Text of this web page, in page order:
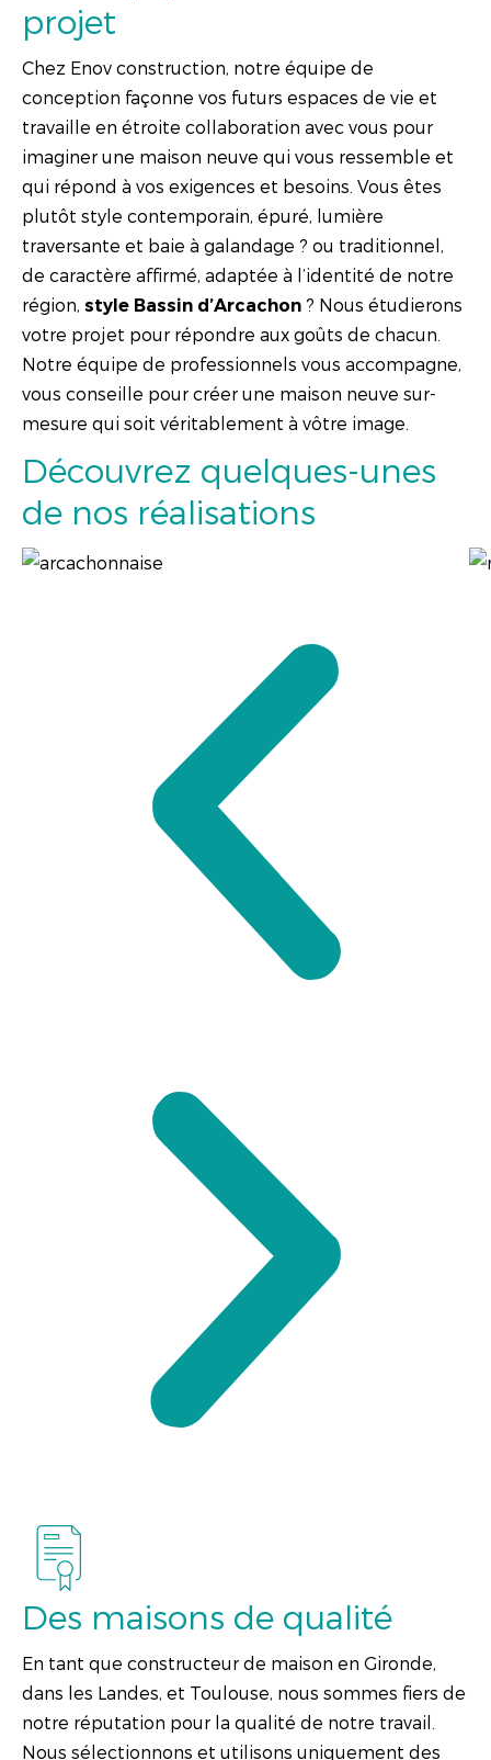
projet
Chez Enov construction, notre équipe de
conception façonne vos futurs espaces de vie et
travaille en étroite collaboration avec vous pour
imaginer une maison neuve qui vous ressemble et
qui répond à vos exigences et besoins. Vous êtes
plutôt style contemporain, épuré, lumière
traversante et baie à galandage ? ou traditionnel,
de caractère affirmé, adaptée à l’identité de notre
région, style Bassin d’Arcachon ? Nous étudierons
votre projet pour répondre aux goûts de chacun.
Notre équipe de professionnels vous accompagne,
vous conseille pour créer une maison neuve sur-
mesure qui soit véritablement à vôtre image.
Découvrez quelques-unes
de nos réalisations
Des maisons de qualité
En tant que constructeur de maison en Gironde,
dans les Landes, et Toulouse, nous sommes fiers de
notre réputation pour la qualité de notre travail.
Nous sélectionnons et utilisons uniquement des